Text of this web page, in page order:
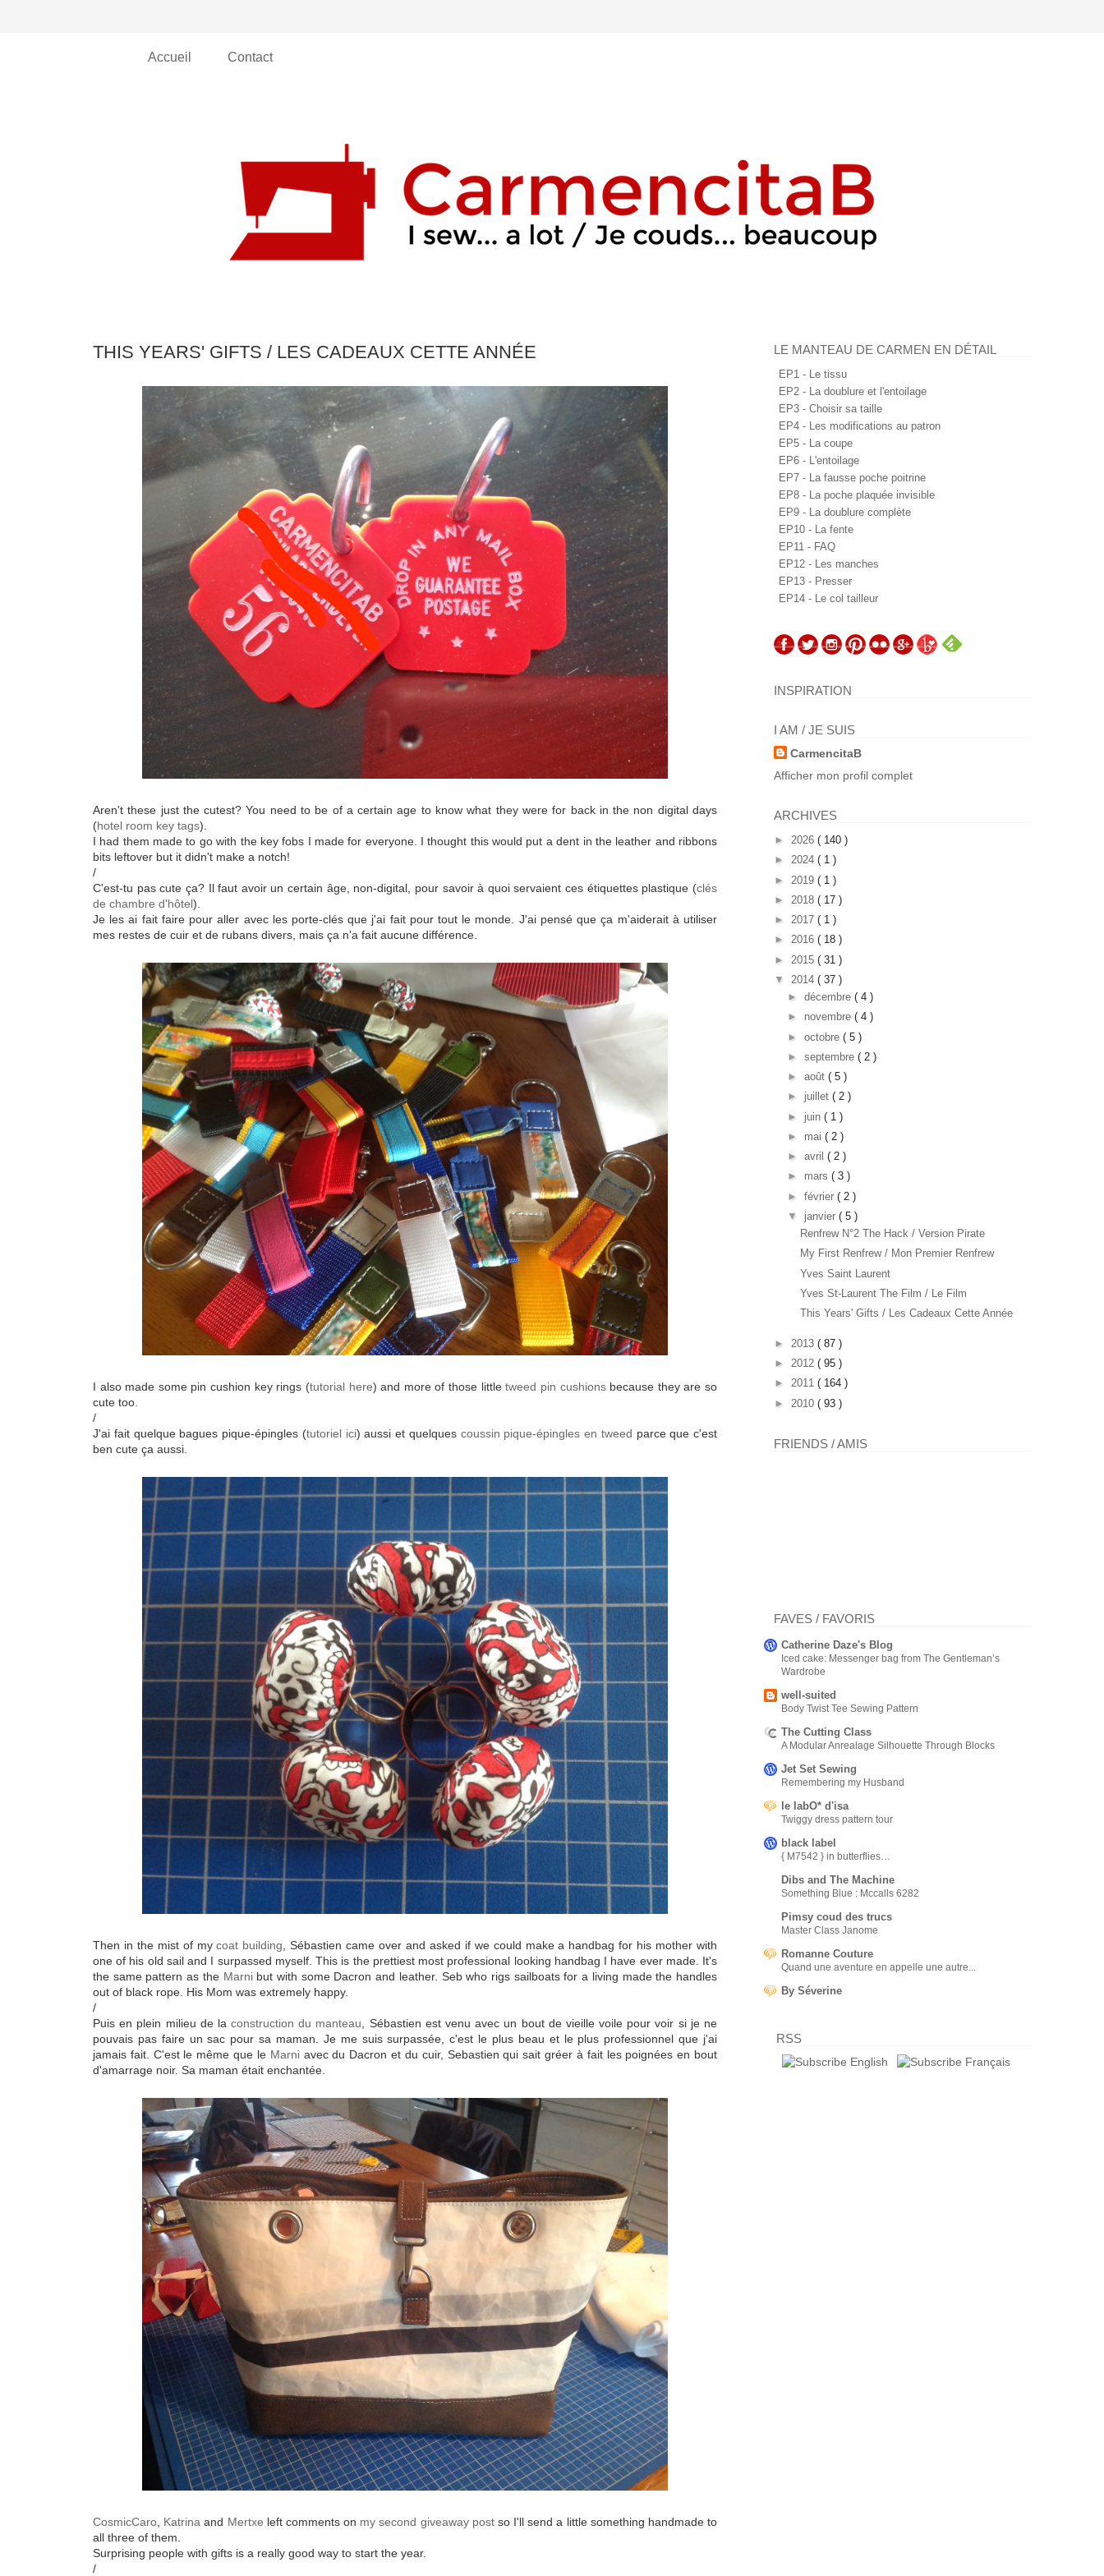
Accueil Contact
THIS YEARS' GIFTS / LES CADEAUX CETTE ANNÉE
Aren't these just the cutest? You need to be of a certain age to know what they were for back in the non digital days
(hotel room key tags).
I had them made to go with the key fobs I made for everyone. I thought this would put a dent in the leather and ribbons
bits leftover but it didn't make a notch!
/
C'est-tu pas cute ça? Il faut avoir un certain âge, non-digital, pour savoir à quoi servaient ces étiquettes plastique (clés
de chambre d'hôtel).
Je les ai fait faire pour aller avec les porte-clés que j'ai fait pour tout le monde. J'ai pensé que ça m'aiderait à utiliser
mes restes de cuir et de rubans divers, mais ça n'a fait aucune différence.
I also made some pin cushion key rings (tutorial here) and more of those littletweed pin cushionsbecause they are so
cute too.
/
J'ai fait quelque bagues pique-épingles (tutoriel ici) aussi et quelques coussin pique-épingles en tweed parce que c'est
ben cute ça aussi.
Then in the mist of mycoat building, Sébastien came over and asked if we could make a handbag for his mother with
one of his old sail and I surpassed myself. This is the prettiest most professional looking handbag I have ever made. It's
the same pattern as the Marnibut with some Dacron and leather. Seb who rigs sailboats for a living made the handles
out of black rope. His Mom was extremely happy.
/
Puis en plein milieu de laconstruction du manteau, Sébastien est venu avec un bout de vieille voile pour voir si je ne
pouvais pas faire un sac pour sa maman. Je me suis surpassée, c'est le plus beau et le plus professionnel que j'ai
jamais fait. C'est le même que le Marniavec du Dacron et du cuir, Sebastien qui sait gréer à fait les poignées en bout
d'amarrage noir. Sa maman était enchantée.
CosmicCaro, Katrina and Mertxe left comments on my second giveaway postso I'll send a little something handmade to
all three of them.
Surprising people with gifts is a really good way to start the year.
/
LE MANTEAU DE CARMEN EN DÉTAIL
EP1 - Le tissu
EP2 - La doublure et l'entoilage
EP3 - Choisir sa taille
EP4 - Les modifications au patron
EP5 - La coupe
EP6 - L'entoilage
EP7 - La fausse poche poitrine
EP8 - La poche plaquée invisible
EP9 - La doublure complète
EP10 - La fente
EP11 - FAQ
EP12 - Les manches
EP13 - Presser
EP14 - Le col tailleur
INSPIRATION
I AM / JE SUIS
CarmencitaB
Afficher mon profil complet
ARCHIVES
► 2026 ( 140 )
► 2024 ( 1 )
► 2019 ( 1 )
► 2018 ( 17 )
► 2017 ( 1 )
► 2016 ( 18 )
► 2015 ( 31 )
▼ 2014 ( 37 )
► décembre ( 4 )
► novembre ( 4 )
► octobre ( 5 )
► septembre ( 2 )
► août ( 5 )
► juillet ( 2 )
► juin ( 1 )
► mai ( 2 )
► avril ( 2 )
► mars ( 3 )
► février ( 2 )
▼ janvier ( 5 )
Renfrew N°2 The Hack / Version Pirate
My First Renfrew / Mon Premier Renfrew
Yves Saint Laurent
Yves St-Laurent The Film / Le Film
This Years' Gifts / Les Cadeaux Cette Année
► 2013 ( 87 )
► 2012 ( 95 )
► 2011 ( 164 )
► 2010 ( 93 )
FRIENDS / AMIS
FAVES / FAVORIS
Catherine Daze's Blog
Iced cake: Messenger bag from The Gentleman’s
Wardrobe
well-suited
Body Twist Tee Sewing Pattern
The Cutting Class
A Modular Anrealage Silhouette Through Blocks
Jet Set Sewing
Remembering my Husband
le labO* d'isa
Twiggy dress pattern tour
black label
{ M7542 } in butterflies…
Dibs and The Machine
Something Blue : Mccalls 6282
Pimsy coud des trucs
Master Class Janome
Romanne Couture
Quand une aventure en appelle une autre...
By Séverine
RSS
English Français